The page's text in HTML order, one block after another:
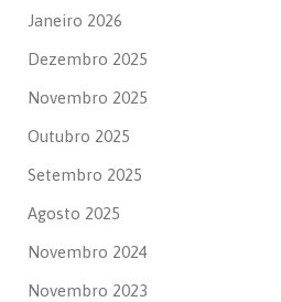
Janeiro 2026
Dezembro 2025
Novembro 2025
Outubro 2025
Setembro 2025
Agosto 2025
Novembro 2024
Novembro 2023